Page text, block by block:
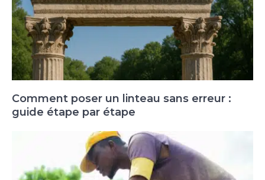
Comment poser un linteau sans erreur :
guide étape par étape